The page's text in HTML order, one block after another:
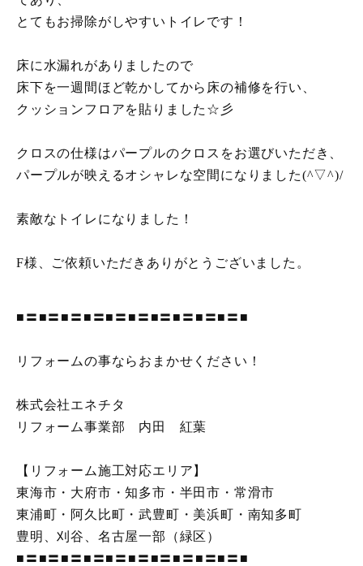
とてもお掃除がしやすいトイレです！
床に水漏れがありましたので
床下を一週間ほど乾かしてから床の補修を行い、
クッションフロアを貼りました☆彡
クロスの仕様はパープルのクロスをお選びいただき、
パープルが映えるオシャレな空間になりました(^▽^)/
素敵なトイレになりました！
F様、ご依頼いただきありがとうございました。
■〓■〓■〓■〓■〓■〓■〓■〓■〓■〓■
リフォームの事ならおまかせください！
株式会社エネチタ
リフォーム事業部 内田 紅葉
【リフォーム施工対応エリア】
東海市・大府市・知多市・半田市・常滑市
東浦町・阿久比町・武豊町・美浜町・南知多町
豊明、刈谷、名古屋一部（緑区）
■〓■〓■〓■〓■〓■〓■〓■〓■〓■〓■